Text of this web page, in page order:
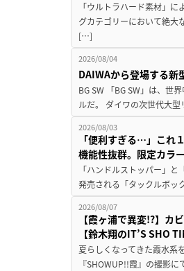
「ウルトラハード素材」
グカテゴリーにおいて絶大
[…]
2026/08/04
DAIWAから登場する新
BG SW 「BG SW」は、世
ルだ。 ダイワの次世代大
2026/08/03
「便利すぎる…」これ
機能性抜群。限定カラ
「ハンドルストッパー」
発売される「タックルボ
2026/08/07
【霞ヶ浦で異変!?】
【鈴木翔のIT’S SHO
夏らしくなってきた霞水
『SHOWUP!!霞』の撮影